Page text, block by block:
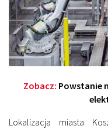
Zobacz: Powstanie
Lokalizacja miasta